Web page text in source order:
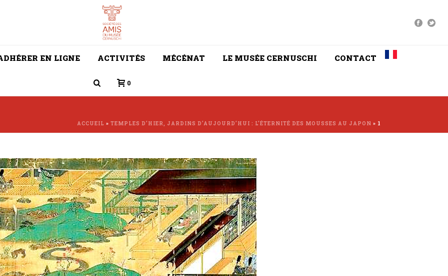
EN LIGNE ACTIVITÉS MÉCÉNAT LE MUSÉE CERNUSCHI CONTACT
0
ACCUEIL » TEMPLES D’HIER, JARDINS D’AUJOURD’HUI : L’ÉTERNITÉ DES MOUSSES AU JAPON » 1